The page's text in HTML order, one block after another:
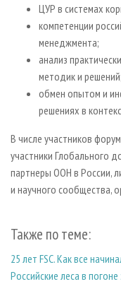
ЦУР в системах
компетенции
менеджмента;
анализ
методик и решений;
обмен опытом и
решениях в
В числе участников
участники Глобального
партнеры ООН в России,
и научного сообщества,
Также по теме:
25 лет FSC. Как все
Российские леса в